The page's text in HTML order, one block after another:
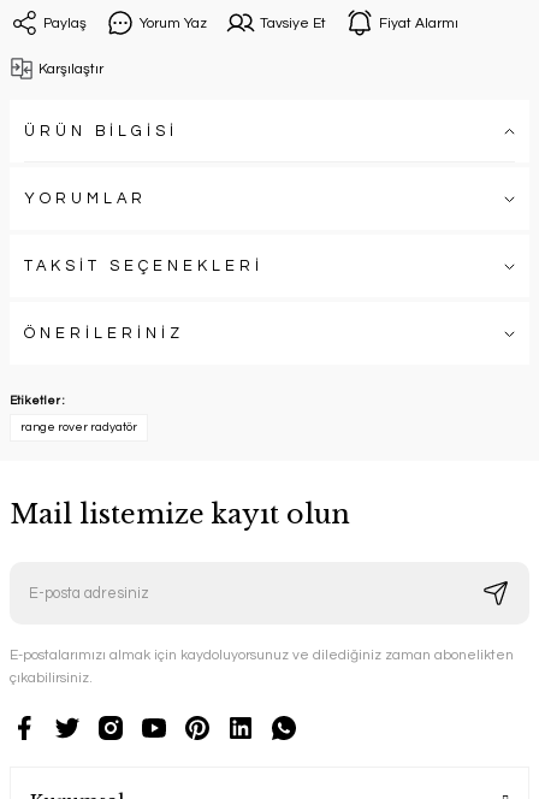
Paylaş Yorum Yaz Tavsiye Et Fiyat Alarmı
Karşılaştır
ÜRÜN BİLGİSİ
YORUMLAR
TAKSİT SEÇENEKLERİ
ÖNERİLERİNİZ
Etiketler :
range rover radyatör
Mail listemize kayıt olun
E-postalarımızı almak için kaydoluyorsunuz ve dilediğiniz zaman abonelikten
çıkabilirsiniz.